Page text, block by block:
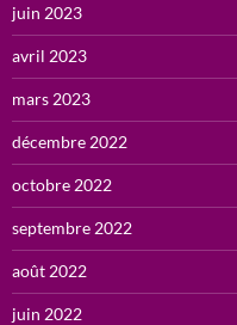
juin 2023
avril 2023
mars 2023
décembre 2022
octobre 2022
septembre 2022
août 2022
juin 2022